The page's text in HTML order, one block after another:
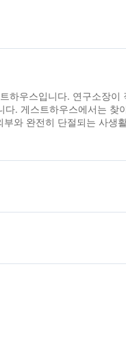
하우스입니다. 연구소장이
. 게스트하우스에서는 찾
와 완전히 단절되는 사생